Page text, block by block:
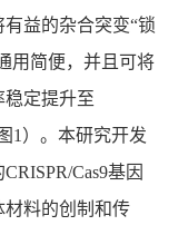
益的杂合突变“锁
用简便，并且可将
稳定提升至
1）。本研究开发
Cas9基因
料的创制和传